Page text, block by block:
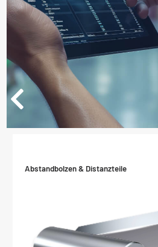
Abstandbolzen & Distanzteile